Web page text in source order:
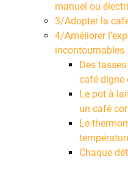
manuel ou
3/Adopter la
4/Améliorer
incontournables
Des
café digne
Le pot à
un café
Le
Chaque